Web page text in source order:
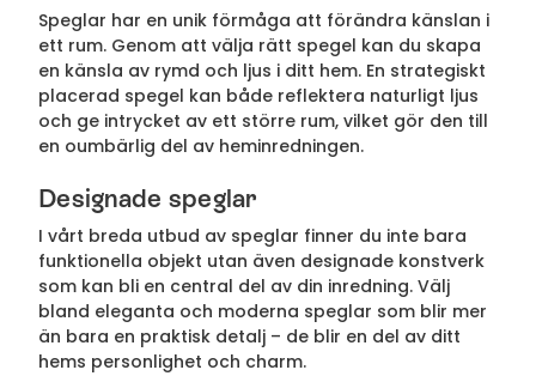
Speglar har en unik förmåga att förändra känslan i
ett rum. Genom att välja rätt spegel kan du skapa
en känsla av rymd och ljus i ditt hem. En strategiskt
placerad spegel kan både reflektera naturligt ljus
och ge intrycket av ett större rum, vilket gör den till
en oumbärlig del av heminredningen.
Designade speglar
I vårt breda utbud av speglar finner du inte bara
funktionella objekt utan även designade konstverk
som kan bli en central del av din inredning. Välj
bland eleganta och moderna speglar som blir mer
än bara en praktisk detalj – de blir en del av ditt
hems personlighet och charm.